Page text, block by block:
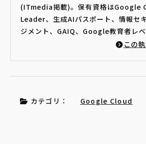
(ITmedia掲載)。保有資格は
Leader、生成AIパスポート、情報セ
ジメント、GAIQ、Google教育者レベ
この
カテゴリ： Google Cloud